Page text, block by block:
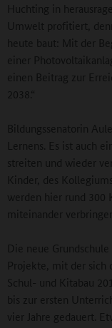
Huchting in
Umwelt profitiert,
heute baut: Mit der
einer
einen Beitrag zur
2038.“
Bildungssenatorin
Lernens. Es ist auch
streiten und wieder
Kinder, des
werden hier rund 300
miteinander
Die neue
Projekte, mit der sich
Schul- und Kitabau
bis zur ersten
vier Jahre gedauert.